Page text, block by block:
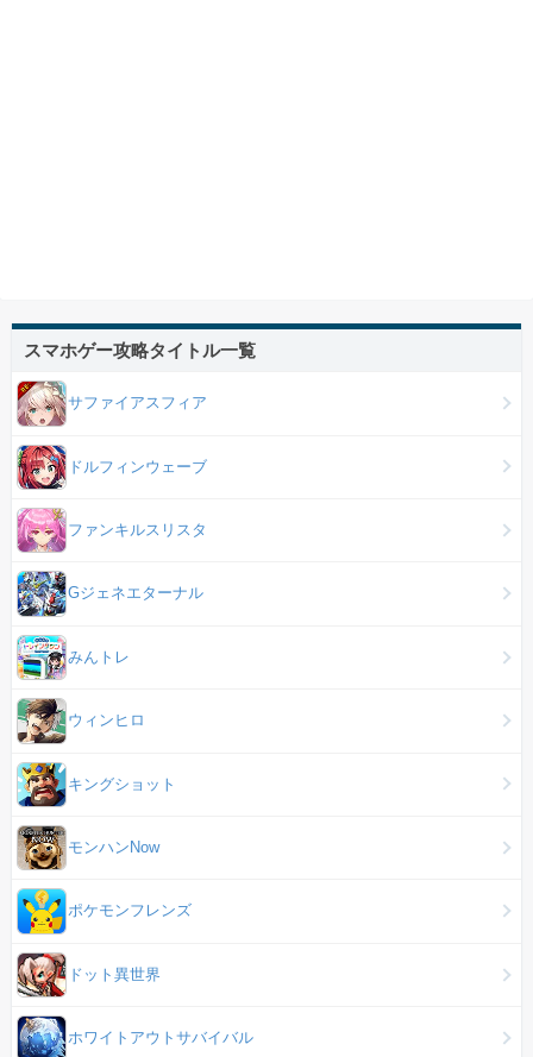
スマホゲー攻略タイトル一覧
サファイアスフィア
ドルフィンウェーブ
ファンキルスリスタ
Gジェネエターナル
みんトレ
ウィンヒロ
キングショット
モンハンNow
ポケモンフレンズ
ドット異世界
ホワイトアウトサバイバル